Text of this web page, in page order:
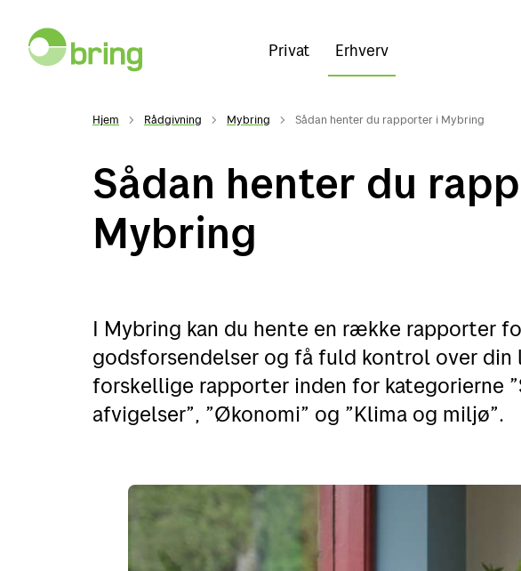
Privat Erhverv
Hjem Rådgivning Mybring Sådan henter du rapporter i Mybring
Sådan henter du
Mybring
I Mybring kan du hente en række rapporter
godsforsendelser og få fuld kontrol over
forskellige rapporter inden for kategorierne
afvigelser”, ”Økonomi” og ”Klima og miljø”.